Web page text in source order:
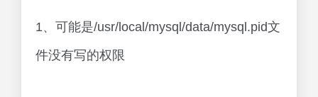
1、可能是/usr/local/mysql/data/mysql.pid文
件没有写的权限